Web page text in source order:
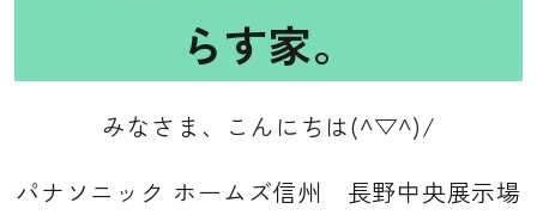
佐久平ハウジングパーク
イベント&NEWS
モデルハウスTOPICS
長野中央ハウジングパーク
らす家。
みなさま、こんにちは(^▽^)/
パナソニック ホームズ信州 長野中央展示場